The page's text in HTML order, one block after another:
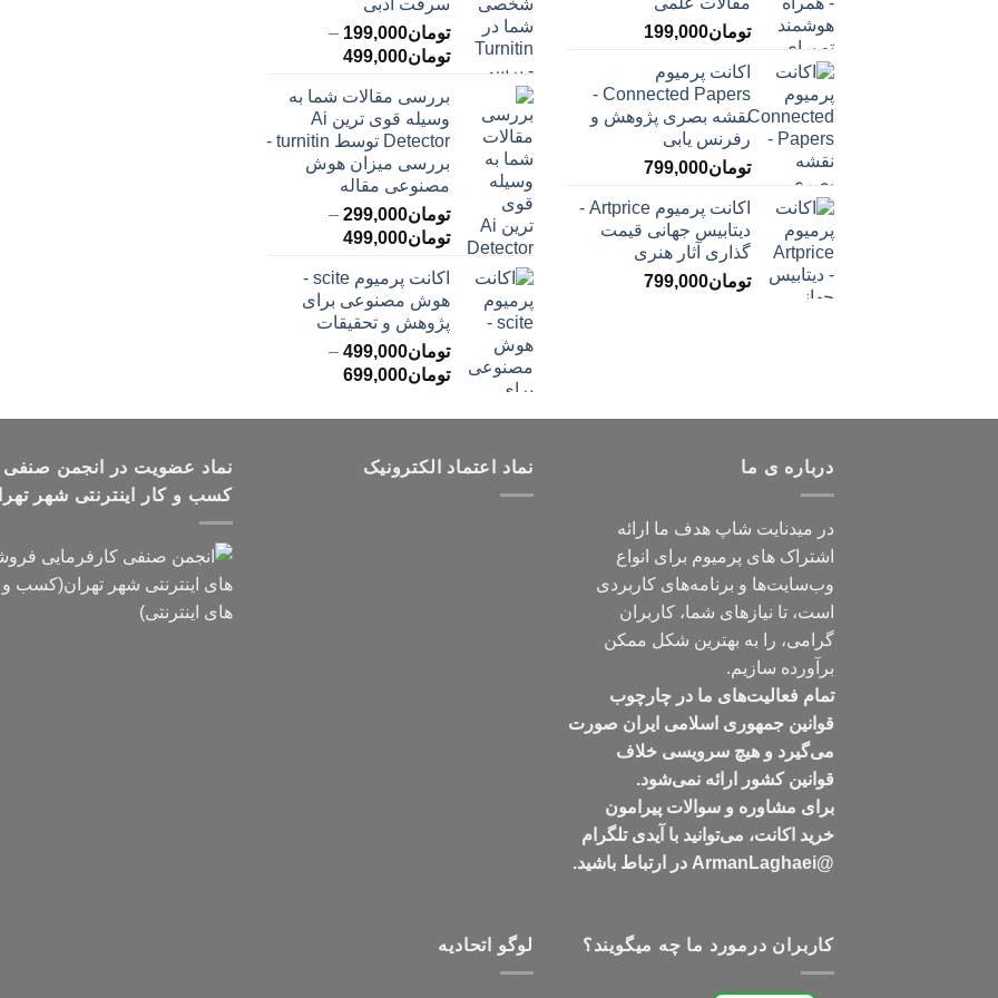
تومان199,000
اکانت پرمیوم
Connected Papers -
نقشه بصری پژوهش و
رفرنس یابی
تومان799,000
اکانت پرمیوم Artprice -
دیتابیس جهانی قیمت
‌گذاری آثار هنری
تومان799,000
سرقت ادبی
تومان199,000
–
تومان499,000محدوده
تومان199,000
تا
تومان499,000
بررسی مقالات شما به
وسیله قوی ترین Ai
Detector توسط turnitin -
بررسی میزان هوش
مصنوعی مقاله
تومان299,000
–
تومان499,000محدوده
تا
تومان499,000
اکانت پرمیوم scite -
هوش مصنوعی برای
پژوهش و تحقیقات
تومان499,000
–
تومان699,000محدوده
تومان499,000
درباره ی ما
در میدنایت شاپ هدف ما ارائه
اشتراک های پرمیوم برای انواع
وب‌سایت‌ها و برنامه‌های کاربردی
است، تا نیازهای شما، کاربران
گرامی، را به بهترین شکل ممکن
برآورده سازیم.
تمام فعالیت‌های ما در چارچوب
قوانین جمهوری اسلامی ایران صورت
می‌گیرد و هیچ سرویسی خلاف
قوانین کشور ارائه نمی‌شود.
برای مشاوره و سوالات پیرامون
خرید اکانت، می‌توانید با آیدی تلگرام
@ArmanLaghaei در ارتباط باشید.
نماد اعتماد الکترونیک
نماد عضویت در انجمن صنفی
کسب و کار اینترنتی شهر
کاربران درمورد ما چه میگویند؟ لوگو اتحادیه